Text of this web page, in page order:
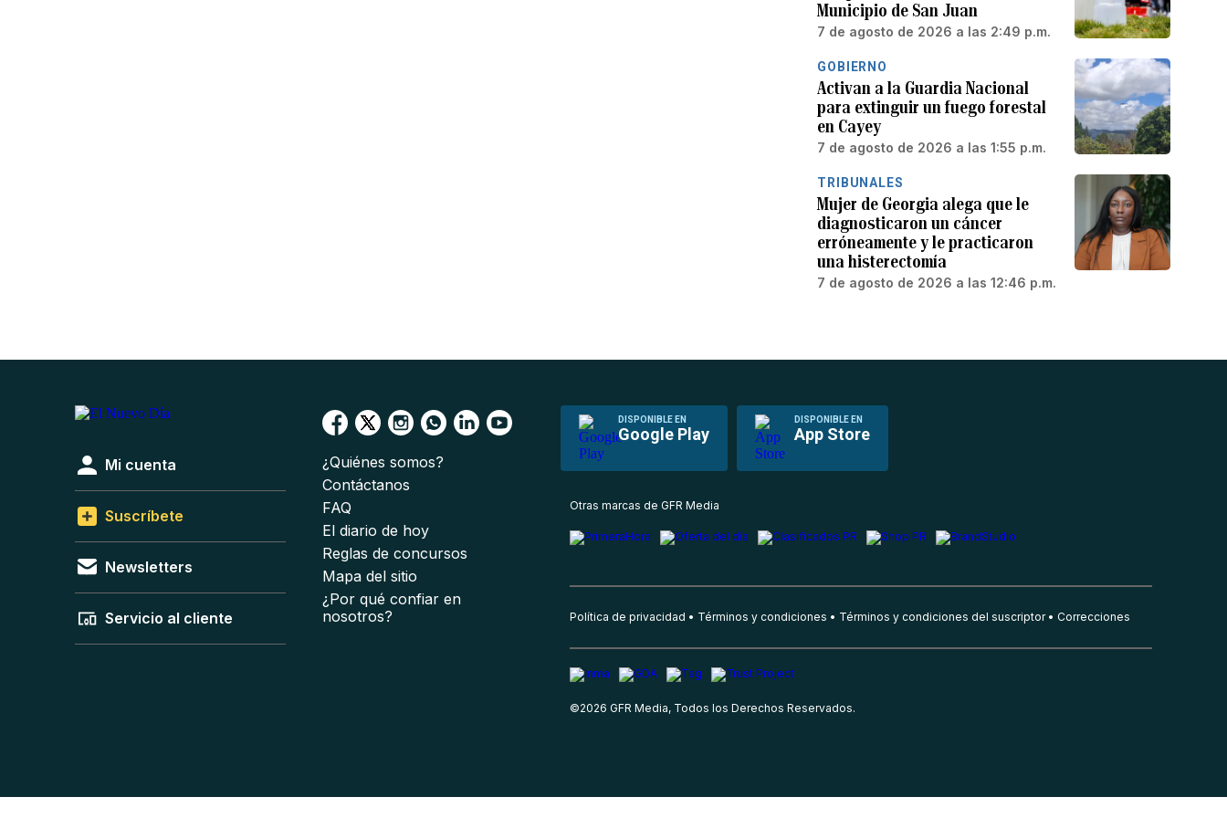
Municipio de San Juan
7 de agosto de 2026 a las 2:49 p.m.
GOBIERNO
Activan a la Guardia Nacional
para extinguir un fuego forestal
en Cayey
7 de agosto de 2026 a las 1:55 p.m.
TRIBUNALES
Mujer de Georgia alega que le
diagnosticaron un cáncer
erróneamente y le practicaron
una histerectomía
7 de agosto de 2026 a las 12:46 p.m.
DISPONIBLE EN
Google Play
DISPONIBLE EN
App Store
Mi cuenta
Suscríbete
Newsletters
Servicio al cliente
¿Quiénes somos?
Contáctanos
FAQ
El diario de hoy
Reglas de concursos
Mapa del sitio
¿Por qué confiar en
nosotros?
Otras marcas de GFR Media
Política de privacidad Términos y condiciones Términos y condiciones del suscriptor Correcciones
©2026 GFR Media, Todos los Derechos Reservados.